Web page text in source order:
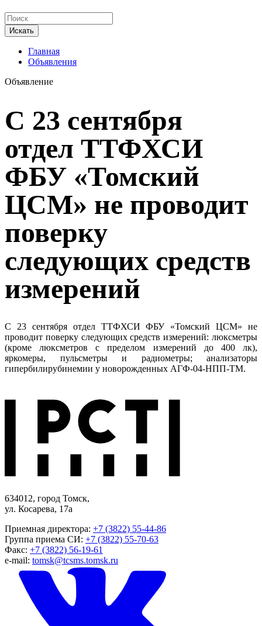
Искать
Главная
Объявления
Объявление
С 23 сентября
отдел ТТФХСИ
ФБУ «Томский
ЦСМ» не проводит
поверку
следующих средств
измерений
С 23 сентября отдел ТТФХСИ ФБУ «Томский ЦСМ» не
проводит поверку следующих средств измерений: люксметры
(кроме люксметров с пределом измерений до 400 лк),
яркомеры, пульсметры и радиометры; анализаторы
гипербилирубинемии у новорожденных АГФ-04-НПП-ТМ.
634012, город Томск,
ул. Косарева, 17а
Приемная директора: +7 (3822) 55-44-86
Группа приема СИ: +7 (3822) 55-70-63
Факс: +7 (3822) 56-19-61
e-mail: tomsk@tcsms.tomsk.ru